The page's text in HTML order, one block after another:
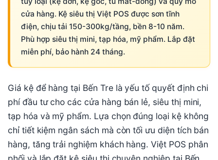
cửa hàng. Kệ siêu thị Việt POS được sơn tĩnh
điện, chịu tải 150-300kg/tầng, bền 8-10 năm.
Phù hợp siêu thị mini, tạp hóa, mỹ phẩm. Lắp đặt
miễn phí, bảo hành 24 tháng.
Giá kệ để hàng tại Bến Tre là yếu tố quyết định chi
phí đầu tư cho các cửa hàng bán lẻ, siêu thị mini,
tạp hóa và mỹ phẩm. Lựa chọn đúng loại kệ không
chỉ tiết kiệm ngân sách mà còn tối ưu diện tích bán
hàng, tăng trải nghiệm khách hàng. Việt POS phân